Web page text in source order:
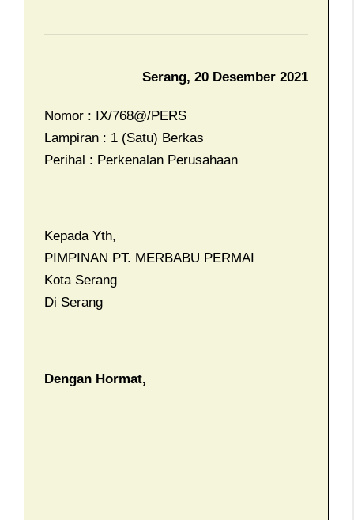
Serang, 20 Desember 2021
Nomor : IX/768@/PERS
Lampiran : 1 (Satu) Berkas
Perihal : Perkenalan Perusahaan
Kepada Yth,
PIMPINAN PT. MERBABU PERMAI
Kota Serang
Di Serang
Dengan Hormat,